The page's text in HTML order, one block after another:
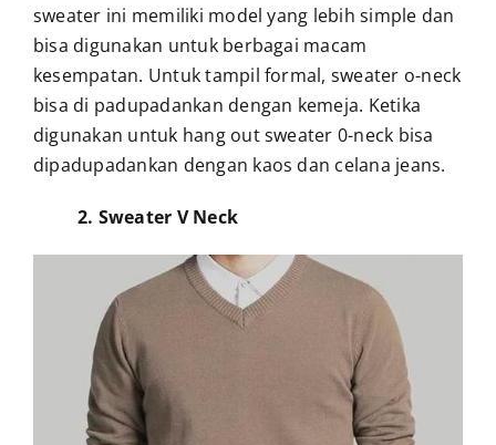
sweater ini memiliki model yang lebih simple dan
bisa digunakan untuk berbagai macam
kesempatan. Untuk tampil formal, sweater o-neck
bisa di padupadankan dengan kemeja. Ketika
digunakan untuk hang out sweater 0-neck bisa
dipadupadankan dengan kaos dan celana jeans.
2. Sweater V Neck